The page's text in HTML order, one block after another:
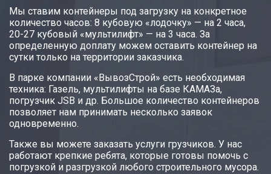
Мы ставим контейнеры под загрузку на конкретное
количество часов: 8 кубовую «лодочку» — на 2 часа,
20-27 кубовый «мультилифт» — на 3 часа. За
определенную доплату можем оставить контейнер на
сутки только на территории заказчика.
В парке компании «ВывозСтрой» есть необходимая
техника: Газель, мультилифты на базе КАМАЗа,
погрузчик JSB и др. Большое количество контейнеров
позволяет нам принимать несколько заявок
одновременно.
Также вы можете заказать услуги грузчиков. У нас
работают крепкие ребята, которые готовы помочь с
погрузкой и разгрузкой любого строительного мусора.